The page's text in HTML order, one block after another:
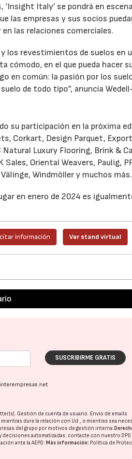
Italy’ se pondrá en
las empresas y sus socios
las relaciones comerciales.
los revestimientos de suelos en
cómodo, en el que pueda hacer
en común: la pasión por los
de todo tipo”, anuncia
su participación en la próxima
Corkart, Design Parquet,
Luxury Flooring, Brink &
Sales, Oriental Weavers, Paulig,
Windmöller y muchos más.
en enero de 2024 es
información Ver stand virtual
SUSCRIBIRME GRATIS
Gestión de cuenta de usuario. Envío de emails
mientras dure la relación con Ud., o mientras sea
del grupo por motivos de gestión interna.
automatizadas: contacte con nuestro DPD
ante laAEPD. Más información: Política de
07/2026